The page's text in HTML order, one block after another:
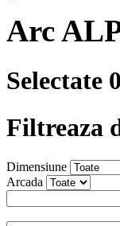
Arc
Selectate 0
Filtreaza
Dimensiune
Arcada